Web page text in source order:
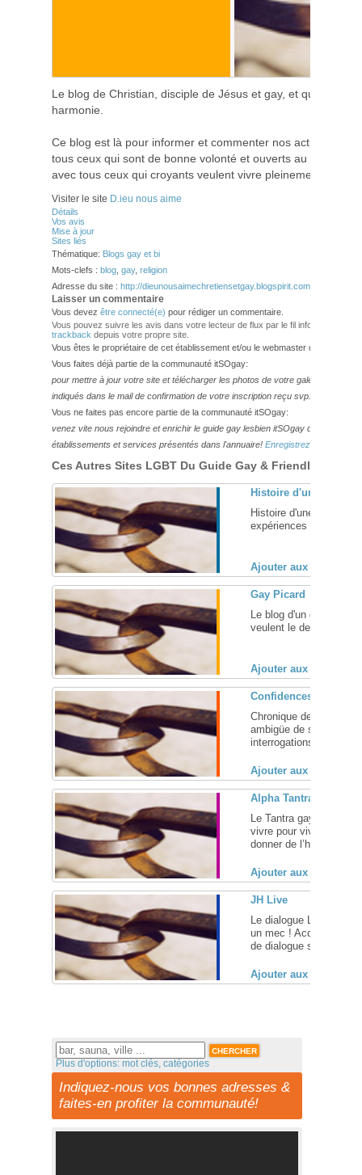
Le blog de Christian, disciple de Jésus et gay, et qui
harmonie.
Ce blog est là pour informer et commenter nos actualités
tous ceux qui sont de bonne volonté et ouverts au
avec tous ceux qui croyants veulent vivre pleinement leur
Visiter le site D.ieu nous aime
Détails
Vos avis
Mise à jour
Sites liés
Thématique: Blogs gay et bi
Mots-clefs : blog gay, religion
Adresse du site : http://dieunousaimechretiensetgay.blogspirit.com/
Laisser un commentaire
Vous devez être connecté(e) pour rédiger un commentaire.
Vous pouvez suivre les avis dans votre lecteur de flux par le fil info
trackback depuis votre propre site.
Vous êtes le propriétaire de cet établissement et/ou le webmaster de ce site?
Vous faites déjà partie de la communauté itSOgay:
pour mettre à jour votre site et télécharger les photos de votre galerie,
indiqués dans le mail de confirmation de votre inscription reçu svp.
Vous ne faites pas encore partie de la communauté itSOgay:
venez vite nous rejoindre et enrichir le guide gay lesbien itSOgay de vos
établissements et services présentés dans l'annuaire! Enregistrez-vous ici!
Ces Autres Sites LGBT Du Guide Gay & Friendly
Histoire d'une
Histoire d'une vie
expériences
Ajouter aux favoris
Gay Picard
Le blog d'un gay
veulent le devenir,
Ajouter aux favoris
Confidences d'Alex
Chronique de la
ambigüe de son
interrogations, ses
Ajouter aux favoris
Alpha Tantra
Le Tantra gay :
vivre pour vivre
donner de l’harmonie
Ajouter aux favoris
JH Live
Le dialogue Live plus
un mec ! Accès au
de dialogue sur
Ajouter aux favoris
Plus d'options: mot clés, catégories
Indiquez-nous vos bonnes adresses &
faites-en profiter la communauté!